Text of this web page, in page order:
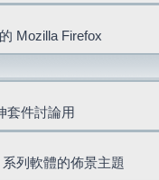
Mozilla Firefox
套件討論用
列軟體的佈景主題